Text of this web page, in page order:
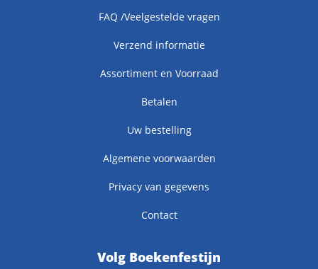
FAQ /Veelgestelde vragen
Verzend informatie
Assortiment en Voorraad
Betalen
Uw bestelling
Algemene voorwaarden
Privacy van gegevens
Contact
Volg Boekenfestijn